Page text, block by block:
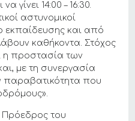
γίνει 14:00 – 16:30.
αστυνομικοί
εκπαίδευσης και από
καθήκοντα. Στόχος
η προστασία των
με τη συνεργασία
παραβατικότητα που
Πρόεδρος του